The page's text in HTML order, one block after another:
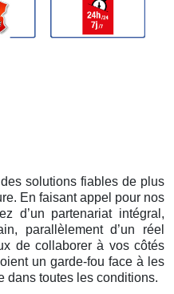
solutions fiables de plus
En faisant appel pour nos
d’un partenariat intégral,
parallèlement d’un réel
de collaborer à vos côtés
un garde-fou face à les
dans toutes les conditions.